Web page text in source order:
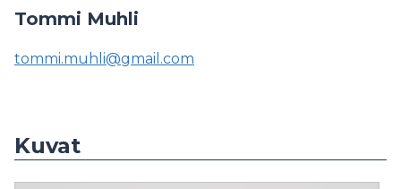
Tommi Muhli
tommi.muhli@gmail.com
Kuvat